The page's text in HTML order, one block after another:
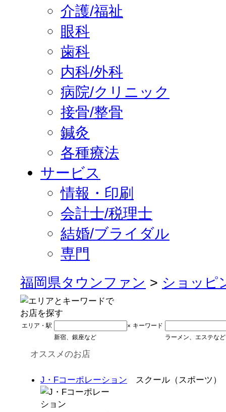
介護/福祉
眼科
歯科
内科/外科
病院/クリニック
接骨/整骨
鍼灸
各種療法
サービス
情報・印刷
会計士/税理士
結婚/ブライダル
専門
福岡県タウンファン > ショッピ
エリア・駅 × キーワード
新宿、銀座など
ラーメン、エステなど
オススメのお店
J・Fコーポレーション スクール（スポーツ）